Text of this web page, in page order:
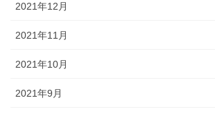
2021年12月
2021年11月
2021年10月
2021年9月